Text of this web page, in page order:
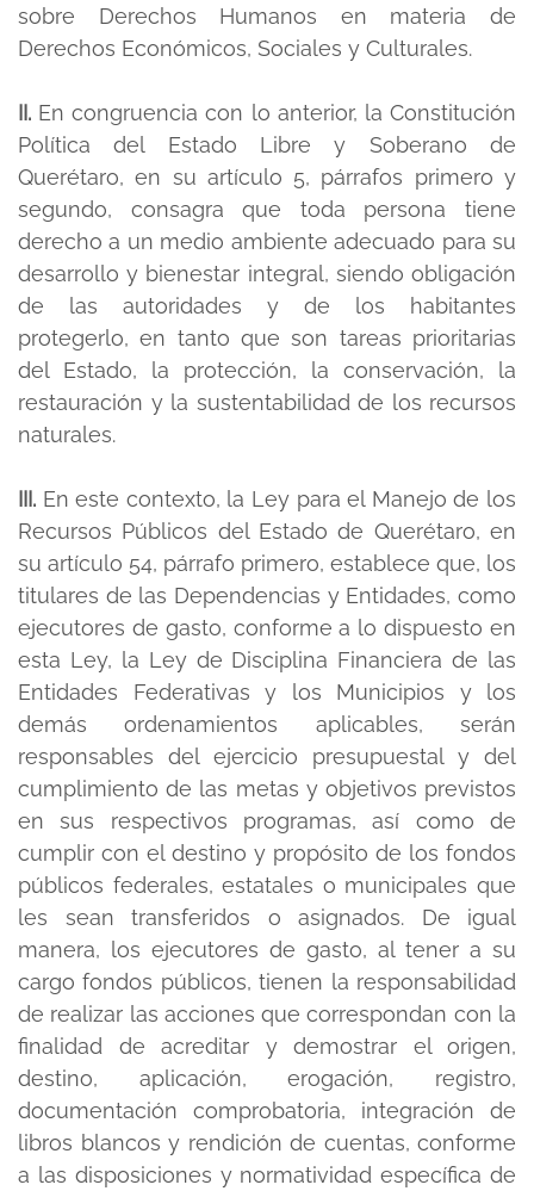
sobre Derechos Humanos en materia de
Derechos Económicos, Sociales y Culturales.
II. En congruencia con lo anterior, la Constitución
Política del Estado Libre y Soberano de
Querétaro, en su artículo 5, párrafos primero y
segundo, consagra que toda persona tiene
derecho a un medio ambiente adecuado para su
desarrollo y bienestar integral, siendo obligación
de las autoridades y de los habitantes
protegerlo, en tanto que son tareas prioritarias
del Estado, la protección, la conservación, la
restauración y la sustentabilidad de los recursos
naturales.
III. En este contexto, la Ley para el Manejo de los
Recursos Públicos del Estado de Querétaro, en
su artículo 54, párrafo primero, establece que, los
titulares de las Dependencias y Entidades, como
ejecutores de gasto, conforme a lo dispuesto en
esta Ley, la Ley de Disciplina Financiera de las
Entidades Federativas y los Municipios y los
demás ordenamientos aplicables, serán
responsables del ejercicio presupuestal y del
cumplimiento de las metas y objetivos previstos
en sus respectivos programas, así como de
cumplir con el destino y propósito de los fondos
públicos federales, estatales o municipales que
les sean transferidos o asignados. De igual
manera, los ejecutores de gasto, al tener a su
cargo fondos públicos, tienen la responsabilidad
de realizar las acciones que correspondan con la
finalidad de acreditar y demostrar el origen,
destino, aplicación, erogación, registro,
documentación comprobatoria, integración de
libros blancos y rendición de cuentas, conforme
a las disposiciones y normatividad específica de